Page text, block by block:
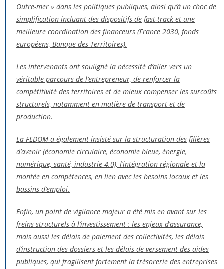
Outre-mer » dans les politiques publiques, ainsi qu’à un choc de
simplification incluant des dispositifs de fast-track et une
meilleure coordination des financeurs (France 2030, fonds
européens, Banque des Territoires).
Les intervenants ont souligné la nécessité d’aller vers un
véritable parcours de l’entrepreneur, de renforcer la
compétitivité des territoires et de mieux compenser les surcoûts
structurels, notamment en matière de transport et de
production.
La FEDOM a également insisté sur la structuration des filières
d’avenir (économie circulaire, économie bleue, énergie,
numérique, santé, industrie 4.0), l’intégration régionale et la
montée en compétences, en lien avec les besoins locaux et les
bassins d’emploi.
Enfin, un point de vigilance majeur a été mis en avant sur les
freins structurels à l’investissement : les enjeux d’assurance,
mais aussi les délais de paiement des collectivités, les délais
d’instruction des dossiers et les délais de versement des aides
publiques, qui fragilisent fortement la trésorerie des entreprises